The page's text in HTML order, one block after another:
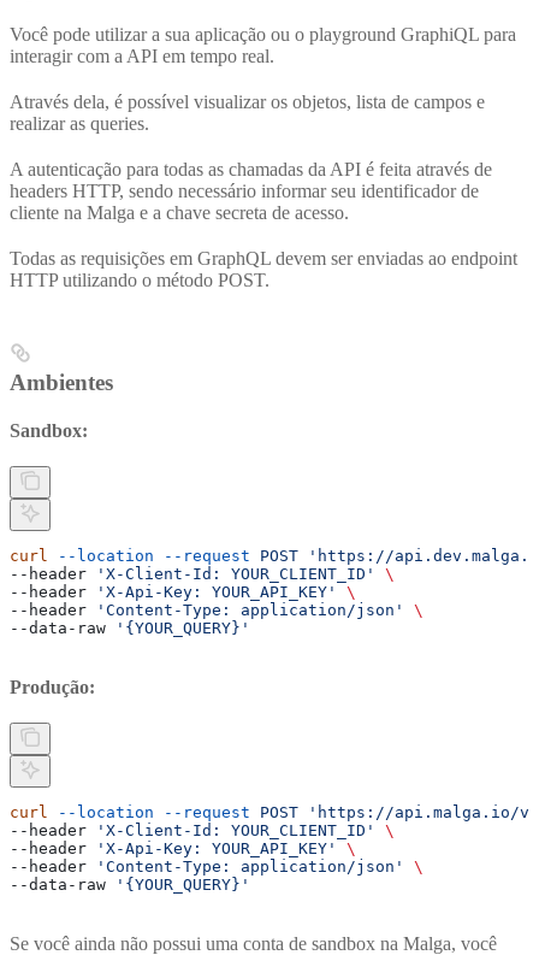
Você pode utilizar a sua aplicação ou o playground GraphiQL para
interagir com a API em tempo real.
Através dela, é possível visualizar os objetos, lista de campos e
realizar as queries.
A autenticação para todas as chamadas da API é feita através de
headers HTTP, sendo necessário informar seu identificador de
cliente na Malga e a chave secreta de acesso.
Todas as requisições em GraphQL devem ser enviadas ao endpoint
HTTP utilizando o método POST.
Ambientes
Sandbox:
curl --location --request POST 'https://
--header
'X-Client-Id: YOUR_CLIENT_ID'
\
--header
'X-Api-Key: YOUR_API_KEY'
\
--header
'Content-Type: application/json'
\
--data-raw
'{YOUR_QUERY}'
Produção:
curl --location --request POST 'https://api.malga.io/
--header
'X-Client-Id: YOUR_CLIENT_ID'
\
--header
'X-Api-Key: YOUR_API_KEY'
\
--header
'Content-Type: application/json'
\
--data-raw
'{YOUR_QUERY}'
Se você ainda não possui uma conta de sandbox na Malga, você